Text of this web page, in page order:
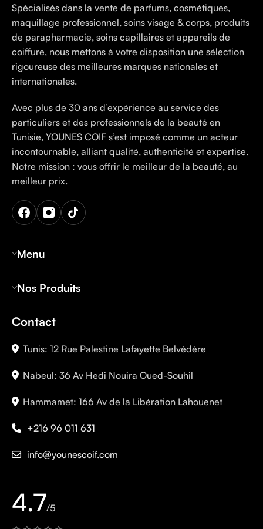
Spécialisés dans la vente de parfums, cosmétiques,
maquillage professionnel, soins visage & corps, produits
de parapharmacie, soins capillaires et appareils de
coiffure, nous mettons à votre disposition une sélection
rigoureuse des meilleures marques nationales et
internationales.
Avec plus de 30 ans d’expérience au service des
particuliers et des professionnels de la beauté en
Tunisie, YOUNES COIF s’est imposé comme un acteur
incontournable, alliant qualité, authenticité et expertise.
Notre mission : vous offrir le meilleur de la beauté, au
meilleur prix.
Menu
Nos Produits
Contact
Tunis: 12 Rue Palestine Lafayette Belvédère
Nabeul: 36 Av Hedi Nouira Oued-Souhil
Hammamet: 166 Av de la Libération Lahouenet
+216 96 011 631
info@younescoif.com
4.7/5